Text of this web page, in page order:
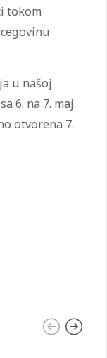
tokom
u našoj
6. na 7. maj.
otvorena 7.